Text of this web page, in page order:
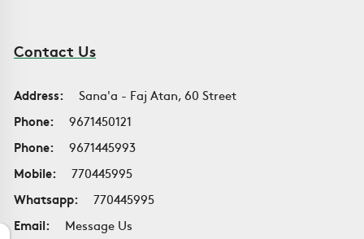
Contact Us
Address:
Sana'a - Faj Atan, 60 Street
Phone:
9671450121
Phone:
9671445993
Mobile:
770445995
Whatsapp:
770445995
Email:
Message Us